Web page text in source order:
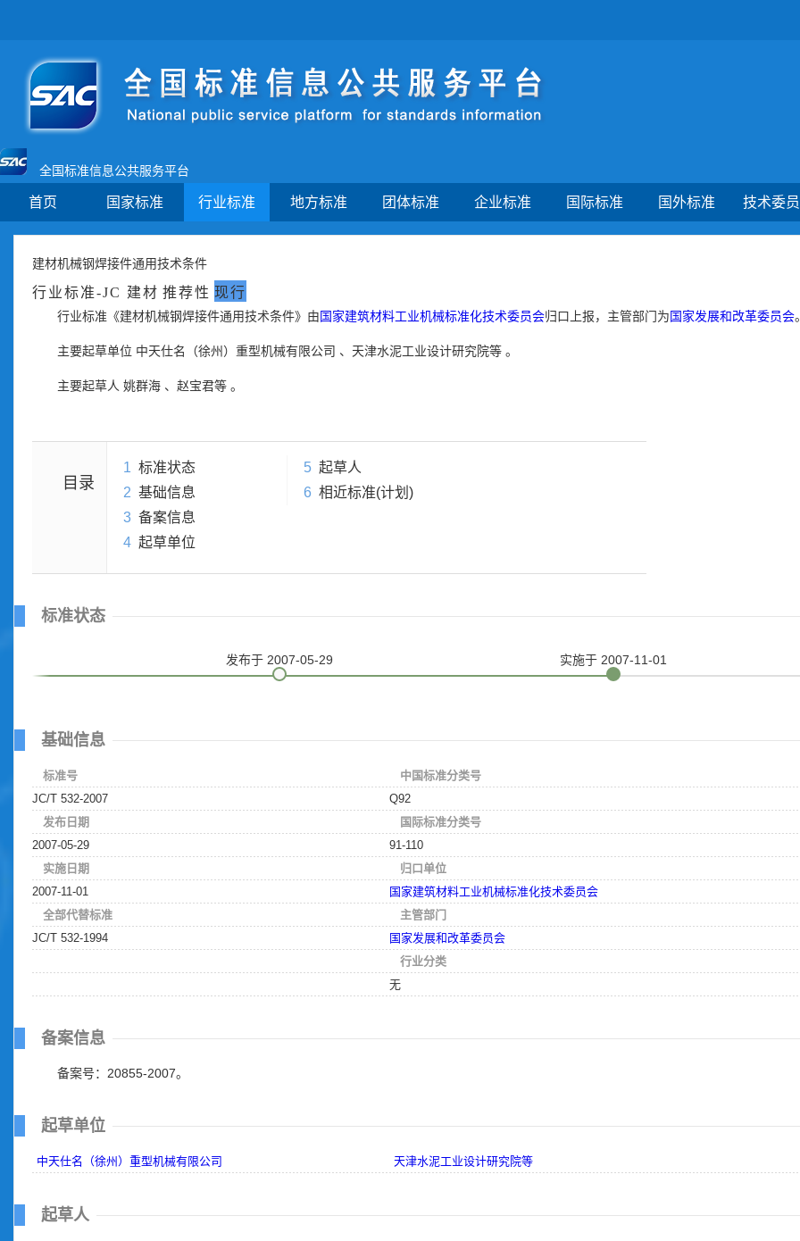
全国标准信息公共服务平台
首页 国家标准 行业标准 地方标准 团体标准 企业标准 国际标准 国外标准 技术委
建材机械钢焊接件通用技术条件
行业标准-JC 建材 推荐性 现行
行业标准《建材机械钢焊接件通用技术条件》由国家建筑材料工业机械标准化技术委员会归口上报，主管部门为国家发展和改革委员会
主要起草单位 中天仕名（徐州）重型机械有限公司 、 天津水泥工业设计研究院等 。
主要起草人 姚群海 、 赵宝君等 。
目录
1 标准状态
2 基础信息
3 备案信息
4 起草单位
5 起草人
6 相近标准(计划)
标准状态
发布于 2007-05-29 实施于 2007-11-01
基础信息
标准号
JC/T 532-2007
发布日期
2007-05-29
实施日期
2007-11-01
全部代替标准
JC/T 532-1994
中国标准分类号
Q92
国际标准分类号
91-110
归口单位
国家建筑材料工业机械标准化技术委员会
主管部门
国家发展和改革委员会
行业分类
无
备案信息
备案号：20855-2007。
起草单位
中天仕名（徐州）重型机械有限公司 天津水泥工业设计研究院等
起草人